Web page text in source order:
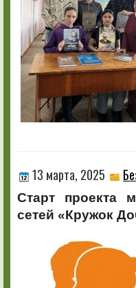
13 марта, 2025
Старт проекта
сетей «Кружок